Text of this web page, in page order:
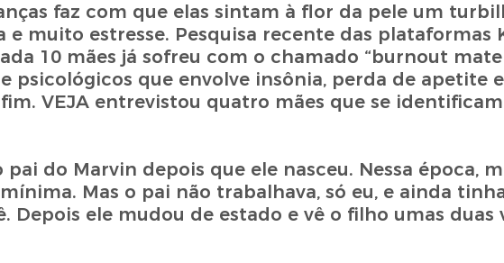
faz com que elas sintam à flor da pele um
muito estresse. Pesquisa recente das plataformas
10 mães já sofreu com o chamado “burnout
psicológicos que envolve insônia, perda de apetite
VEJA entrevistou quatro mães que se
do Marvin depois que ele nasceu. Nessa época,
Mas o pai não trabalhava, só eu, e ainda
Depois ele mudou de estado e vê o filho umas duas